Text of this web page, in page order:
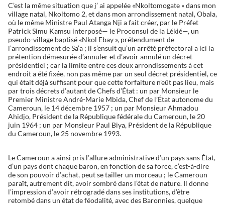
C’est la même situation que j’ ai appelée «Nkoltomogate » dans mon
village natal, Nkoltomo 2, et dans mon arrondissement natal, Obala,
où le même Ministre Paul Atanga Nji a fait créer, par le Préfet
Patrick Simu Kamsu interposé— le Proconsul de la Lékié—, un
pseudo-village baptisé «Nkol Ebay », prétendument de
l’arrondissement de Sa’a ; il s’ensuit qu’un arrêté préfectoral a ici la
prétention démesurée d’annuler et d’avoir annulé un décret
présidentiel ; car la limite entre ces deux arrondissements à cet
endroit a été fixée, non pas même par un seul décret présidentiel, ce
qui était déjà suffisant pour que cette forfaiture n’eût pas lieu, mais
par trois décrets d’autant de Chefs d’État : un par Monsieur le
Premier Ministre André-Marie Mbida, Chef de l’État autonome du
Cameroun, le 14 décembre 1957 ; un par Monsieur Ahmadou
Ahidjo, Président de la République fédérale du Cameroun, le 20
juin 1964 ; un par Monsieur Paul Biya, Président de la République
du Cameroun, le 25 novembre 1993.
Le Cameroun a ainsi pris l’allure administrative d’un pays sans État,
d’un pays dont chaque baron, en fonction de sa force, c’est-à-dire
de son pouvoir d’achat, peut se tailler un morceau ; le Cameroun
paraît, autrement dit, avoir sombré dans l’état de nature. Il donne
l’impression d’avoir rétrogradé dans ses institutions, d’être
retombé dans un état de féodalité, avec des Baronnies, quelque